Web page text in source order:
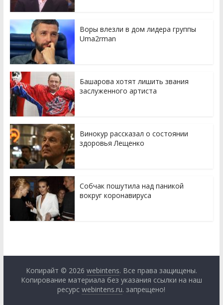
Воры влезли в дом лидера группы
Uma2rman
Башарова хотят лишить звания
заслуженного артиста
Винокур рассказал о состоянии
здоровья Лещенко
Собчак пошутила над паникой
вокруг коронавируса
Копирайт © 2026 webintens. Все права защищены.
Копирование материала без указания ссылки на наш
ресурсwebintens.ru. запрещено!